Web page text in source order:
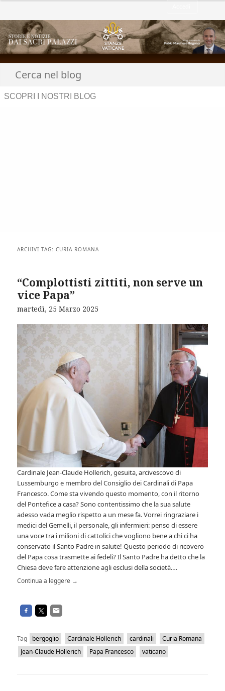
ARCHIVI TAG:CURIA ROMANA
“Complottisti zittiti, non serve un
vice Papa”
martedì, 25 Marzo 2025
Cardinale Jean-Claude Hollerich, gesuita, arcivescovo di
Lussemburgo e membro del Consiglio dei Cardinali di Papa
Francesco. Come sta vivendo questo momento, con il ritorno
del Pontefice a casa? Sono contentissimo che la sua salute
adesso vada meglio rispetto a un mese fa. Vorrei ringraziare i
medici del Gemelli, il personale, gli infermieri: penso di essere
una voce tra i milioni di cattolici che vogliono bene a chi ci ha
conservato il Santo Padre in salute! Questo periodo di ricovero
del Papa cosa trasmette ai fedeli? Il Santo Padre ha detto che la
Chiesa deve fare attenzione agli esclusi della società.…
Continua a leggere →
Tag bergoglio Cardinale Hollerich cardinali
Curia Romana
Jean-Claude Hollerich
Papa Francesco vaticano